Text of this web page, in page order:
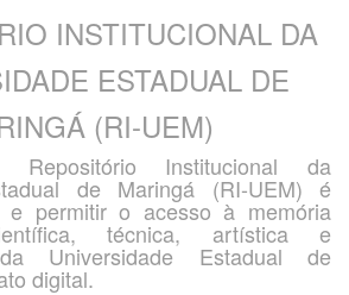
INSTITUCIONAL DA
ESTADUAL DE
(RI-UEM)
Institucional da
de Maringá (RI-UEM) é
e permitir o acesso à memória
técnica, artística e
Universidade Estadual de
digital.